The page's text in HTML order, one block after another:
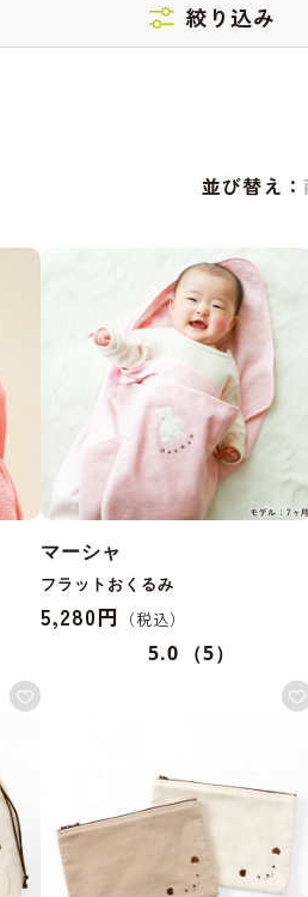
絞り込み
並び替え：
マーシャ
フラットおくるみ
5,280円
5.0 （5）